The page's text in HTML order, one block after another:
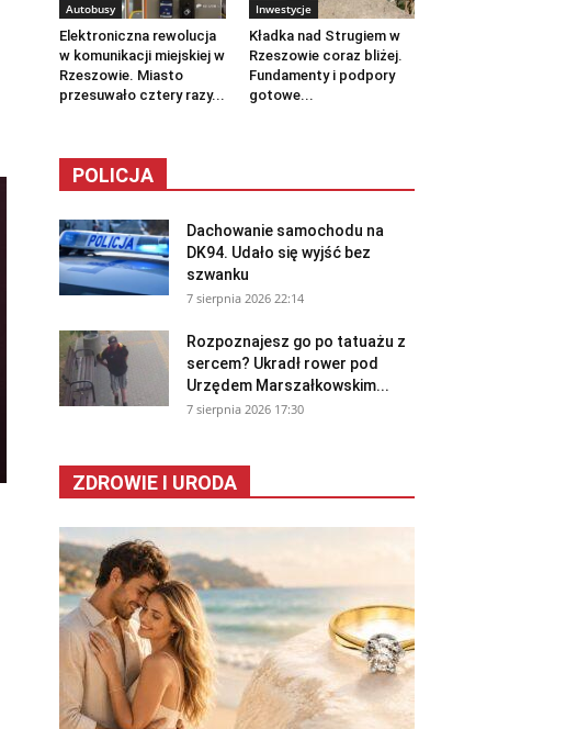
Autobusy
Elektroniczna rewolucja
w komunikacji miejskiej w
Rzeszowie. Miasto
przesuwało cztery razy...
Inwestycje
Kładka nad Strugiem w
Rzeszowie coraz bliżej.
Fundamenty i podpory
gotowe...
POLICJA
Dachowanie samochodu na
DK94. Udało się wyjść bez
szwanku
7 sierpnia 2026 22:14
Rozpoznajesz go po tatuażu z
sercem? Ukradł rower pod
Urzędem Marszałkowskim...
7 sierpnia 2026 17:30
ZDROWIE I URODA